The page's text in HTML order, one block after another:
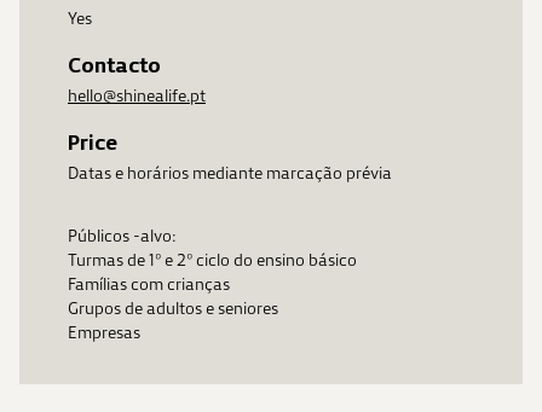
Yes
Contacto
hello@shinealife.pt
Price
Datas e horários mediante marcação prévia
Públicos -alvo:
Turmas de 1º e 2º ciclo do ensino básico
Famílias com crianças
Grupos de adultos e seniores
Empresas